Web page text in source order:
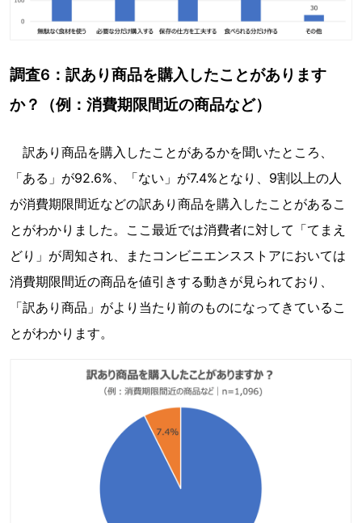
調査6：訳あり商品を購入したことがあります
か？（例：消費期限間近の商品など）
訳あり商品を購入したことがあるかを聞いたところ、
「ある」が92.6%、「ない」が7.4%となり、9割以上の人
が消費期限間近などの訳あり商品を購入したことがあるこ
とがわかりました。ここ最近では消費者に対して「てまえ
どり」が周知され、またコンビニエンスストアにおいては
消費期限間近の商品を値引きする動きが見られており、
「訳あり商品」がより当たり前のものになってきているこ
とがわかります。